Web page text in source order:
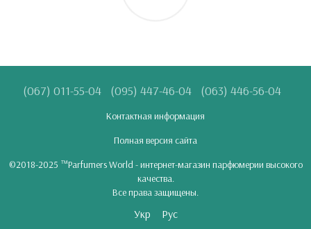
(067) 011-55-04 (095) 447-46-04 (063) 446-56-04
Контактная информация
Полная версия сайта
©2018-2025 ™Parfumers World - интернет-магазин парфюмерии высокого
качества.
Все права защищены.
Укр Рус